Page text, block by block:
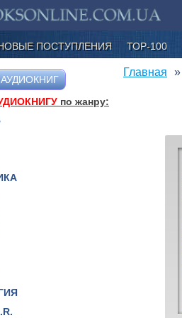
ПОСТУПЛЕНИЯ ТОР-100
по жанру:
Главная